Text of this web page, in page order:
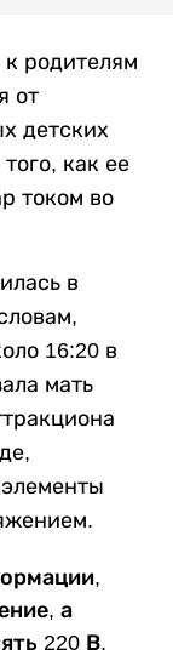
родителям
от
детских
как ее
током во
в
16:20 в
мать
а
220 В.